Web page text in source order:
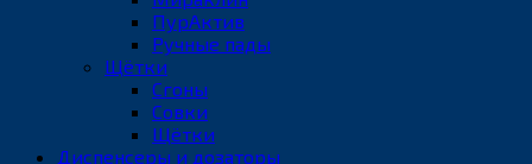
ПурАктив
Ручные пады
Щётки
Сгоны
Совки
Щётки
Диспенсеры и дозаторы